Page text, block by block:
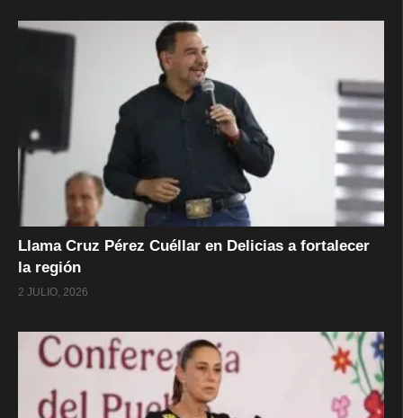
Llama Cruz Pérez Cuéllar en Delicias a fortalecer
la región
2 JULIO, 2026